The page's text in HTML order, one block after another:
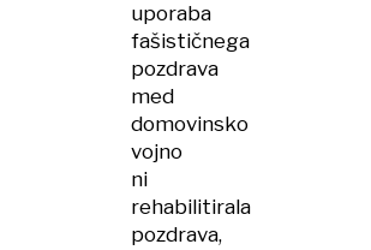
uporaba
fašističnega
pozdrava
med
domovinsko
vojno
ni
rehabilitirala
pozdrava,